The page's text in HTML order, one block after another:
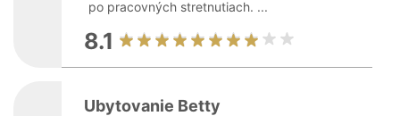
po pracovných stretnutiach. ...
8.1
Ubytovanie Betty